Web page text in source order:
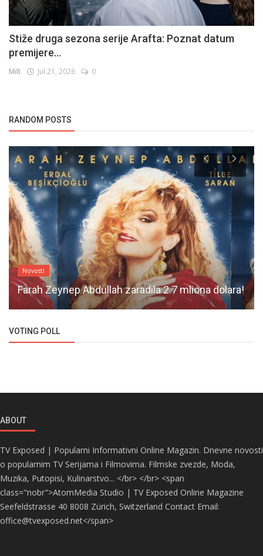
Stiže druga sezona serije Arafta: Poznat datum
premijere...
Milt Jul 21, 2026 0
RANDOM POSTS
Novosti
Farah Zeynep Abdullah zaradila 2.7 mliona dolara!
VOTING POLL
ABOUT
TV Exposed | Popularni Informativni Online Magazin. Dnevne novosti
o popularnim TV Serijama i Filmovima. Filmske zvezde, Moda,
Muzika, Putopisi, Kulinarstvo... </br> </br> <span
class="nobr">AtomMedia Studio | TV Exposed Online Magazine
Seefeldstrasse 40 8008 Zürich, Switzerland Contact Email:
office@tvexposed.net</span>